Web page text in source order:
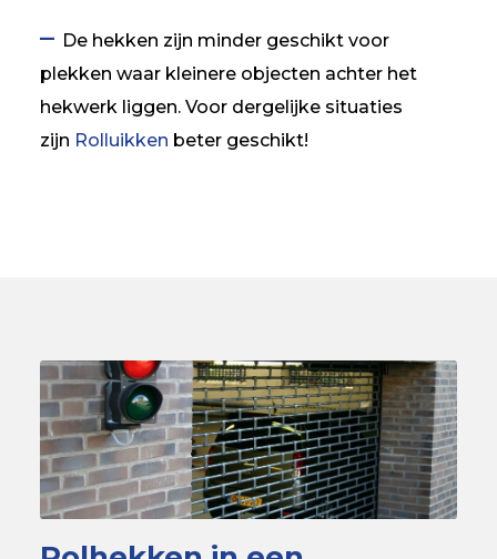
– De hekken zijn minder geschikt voor
plekken waar kleinere objecten achter het
hekwerk liggen. Voor dergelijke situaties
zijn Rolluikken beter geschikt!